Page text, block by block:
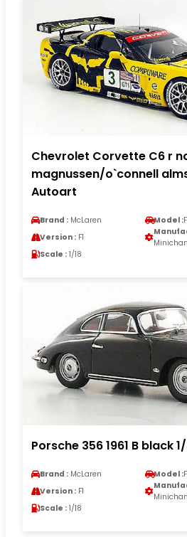
Chevrolet Corvette C6 r
magnussen/o`connell
Autoart
Brand : McLaren Model :
Version : F1
Scale : 1/18
Porsche 356 1961 B black
Brand : McLaren Model :
Version : F1
Scale : 1/18